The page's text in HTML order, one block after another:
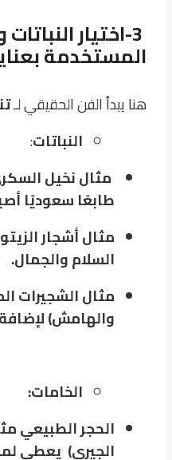
3-اختيار
المستخدمة
هنا يبدأ الفن الحقيقي لـ
النباتات:
مثال نخيل
طابعًا سعوديًا
مثال أشجار
السلام والجمال.
مثال الشجيرات
والهامش) لإضافة
الخامات:
الحجر الطبيعي
الجيري) يعطى